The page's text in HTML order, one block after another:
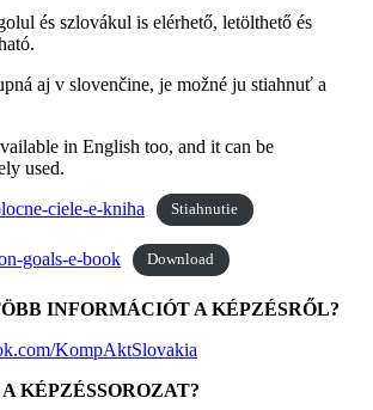
és szlovákul is elérhető, letölthető és
aj v slovenčine, je možné ju stiahnuť a
in English too, and it can be
used.
ciele-e-kniha
Stiahnutie
goals-e-book Download
INFORMÁCIÓT A KÉPZÉSRŐL?
KompAktSlovakia
KÉPZÉSSOROZAT?